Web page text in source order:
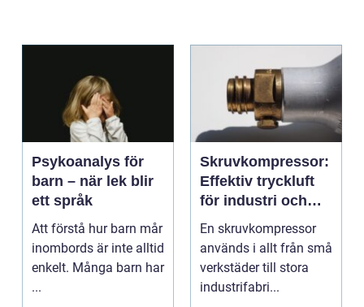
Psykoanalys för
barn – när lek blir
ett språk
Att förstå hur barn mår
inombords är inte alltid
enkelt. Många barn har
...
Skruvkompressor:
Effektiv tryckluft
för industri och
verkstad
En skruvkompressor
används i allt från små
verkstäder till stora
industrifabri...